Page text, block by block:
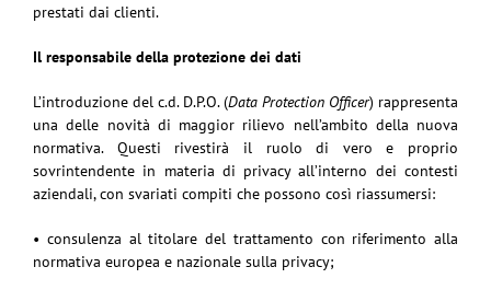
prestati dai clienti.
Il responsabile della protezione dei dati
L’introduzione del c.d. D.P.O. (Data Protection Officer) rappresenta
una delle novità di maggior rilievo nell’ambito della nuova
normativa. Questi rivestirà il ruolo di vero e proprio
sovrintendente in materia di privacy all’interno dei contesti
aziendali, con svariati compiti che possono così riassumersi:
• consulenza al titolare del trattamento con riferimento alla
normativa europea e nazionale sulla privacy;